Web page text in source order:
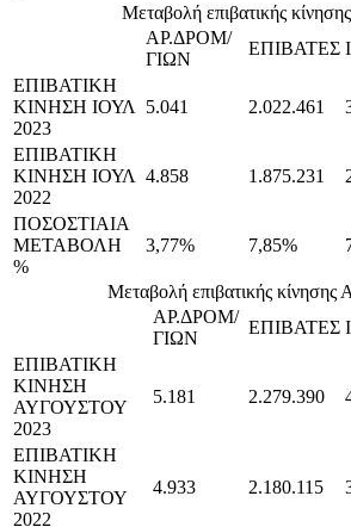
Μεταβολή επιβατικής
ΑΡ.ΔΡΟΜ/
ΓΙΩΝ
ΕΠΙΒΑΤΕΣ
ΕΠΙΒΑΤΙΚΗ
ΚΙΝΗΣΗ ΙΟΥΛ
2023
5.041 2.022.461
ΕΠΙΒΑΤΙΚΗ
ΚΙΝΗΣΗ ΙΟΥΛ
2022
4.858 1.875.231
ΠΟΣΟΣΤΙΑΙΑ
ΜΕΤΑΒΟΛΗ
%
3,77% 7,85%
Μεταβολή επιβατικής κίνησης
ΑΡ.ΔΡΟΜ/
ΓΙΩΝ
ΕΠΙΒΑΤΕΣ
ΕΠΙΒΑΤΙΚΗ
ΚΙΝΗΣΗ
ΑΥΓΟΥΣΤΟΥ
2023
5.181 2.279.390
ΕΠΙΒΑΤΙΚΗ
ΚΙΝΗΣΗ
ΑΥΓΟΥΣΤΟΥ
2022
4.933 2.180.115